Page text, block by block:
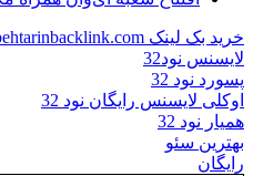
خرید بک لینک behtarinbacklink.com
لایسنس نود32
پسورد نود 32
اوکلی لایسنس رایگان نود 32
همیار نود 32
بهترین سئو
رایگان